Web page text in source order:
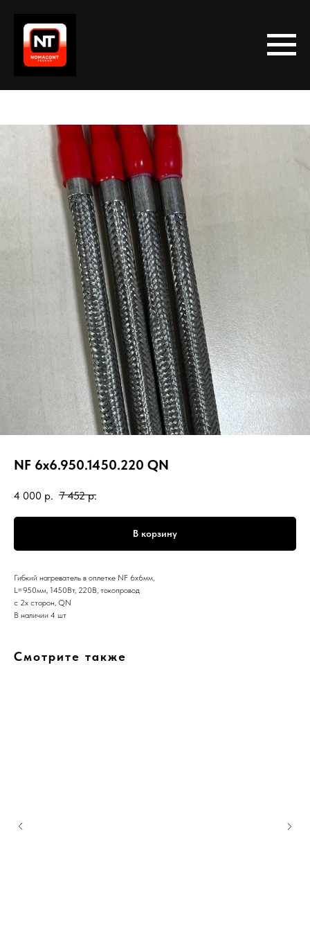
NF 6x6.950.1450.220 QN
4 000 р. 7 452 р.
В корзину
Гибкий нагреватель в оплетке NF 6x6мм,
L=950мм, 1450Вт, 220В, токопровод
с 2х сторон, QN
В наличии 4 шт
Смотрите также